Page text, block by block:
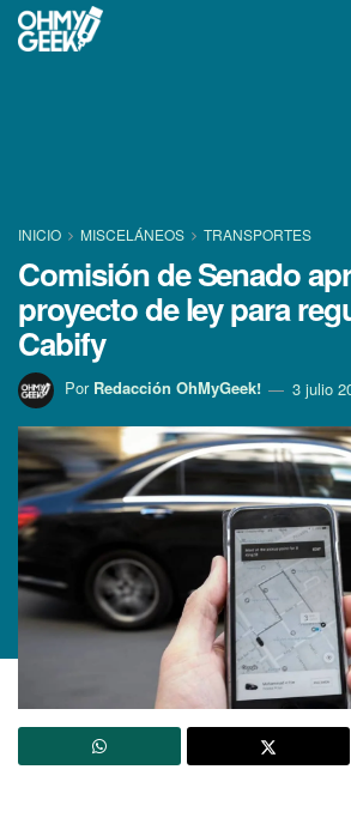
INICIO MISCELÁNEOS TRANSPORTES
Comisión de Senado
proyecto de ley para
Cabify
Por Redacción OhMyGeek! 3 julio